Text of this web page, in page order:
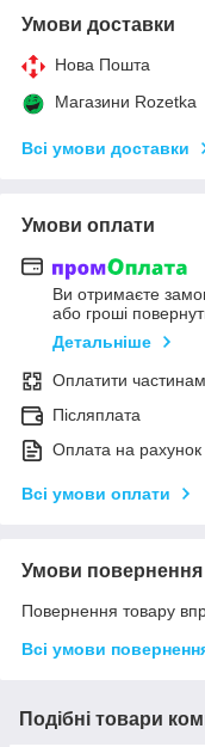
Умови доставки
Нова Пошта
Магазини Rozetka
Всі умови доставки
Умови оплати
Ви отримаєте
або гроші
Детальніше
Оплатити
Післяплата
Оплата на рахунок
Всі умови оплати
Умови повернення
Повернення товару
Всі умови
Подібні товари